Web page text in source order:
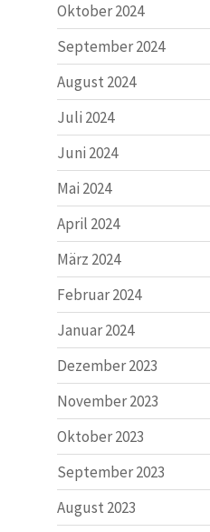
Oktober 2024
September 2024
August 2024
Juli 2024
Juni 2024
Mai 2024
April 2024
März 2024
Februar 2024
Januar 2024
Dezember 2023
November 2023
Oktober 2023
September 2023
August 2023